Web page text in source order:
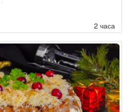
2 часа